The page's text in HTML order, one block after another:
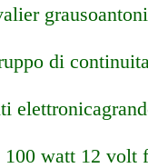
di
watt 12 volt